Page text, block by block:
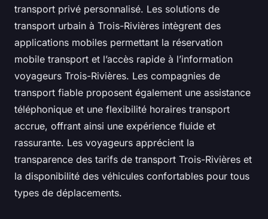
transport privé personnalisé. Les solutions de
transport urbain à Trois-Rivières intègrent des
applications mobiles permettant la réservation
mobile transport et l’accès rapide à l’information
voyageurs Trois-Rivières. Les compagnies de
transport fiable proposent également une assistance
téléphonique et une flexibilité horaires transport
accrue, offrant ainsi une expérience fluide et
rassurante. Les voyageurs apprécient la
transparence des tarifs de transport Trois-Rivières et
la disponibilité des véhicules confortables pour tous
types de déplacements.